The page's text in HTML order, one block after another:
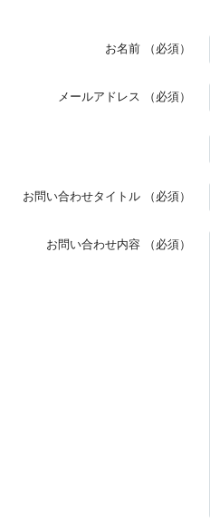
お名前 （必須）
メールアドレス （必須）
お問い合わせタイトル （必須）
お問い合わせ内容 （必須）